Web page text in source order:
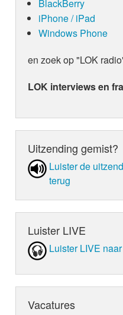
BlackBerry
iPhone / iPad
Windows Phone
en zoek op "LOK
LOK interviews en
Uitzending gemist?
Luister de
terug
Luister LIVE
Luister LIVE
Vacatures